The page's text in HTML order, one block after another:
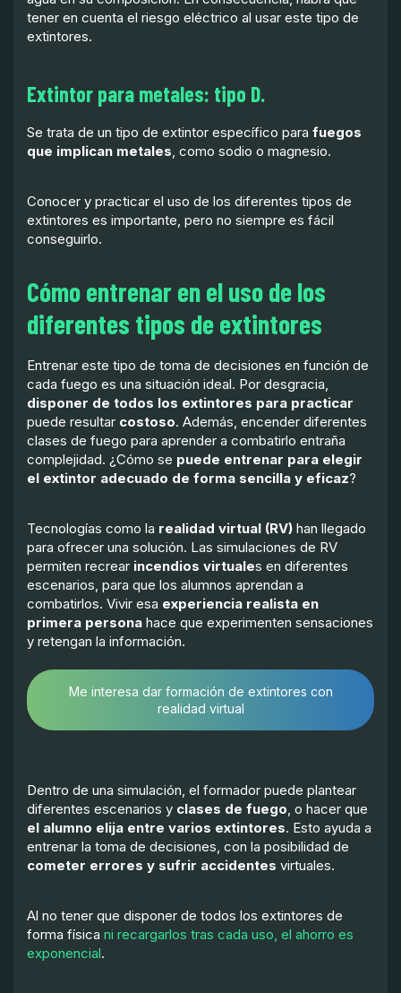
tener en cuenta el riesgo eléctrico al usar este tipo de
extintores.
Extintor para metales: tipo D.
Se trata de un tipo de extintor específico para fuegos
que implican metales, como sodio o magnesio.
Conocer y practicar el uso de los diferentes tipos de
extintores es importante, pero no siempre es fácil
conseguirlo.
Cómo entrenar en el uso de los
diferentes tipos de extintores
Entrenar este tipo de toma de decisiones en función de
cada fuego es una situación ideal. Por desgracia,
disponer de todos los extintores para practicar
puede resultar costoso. Además, encender diferentes
clases de fuego para aprender a combatirlo entraña
complejidad. ¿Cómo se puede entrenar para elegir
el extintor adecuado de forma sencilla y eficaz?
Tecnologías como la realidad virtual (RV) han llegado
para ofrecer una solución. Las simulaciones de RV
permiten recrear incendios virtuales en diferentes
escenarios, para que los alumnos aprendan a
combatirlos. Vivir esa experiencia realista en
primera persona hace que experimenten sensaciones
y retengan la información.
Me interesa dar formación de extintores con
realidad virtual
Dentro de una simulación, el formador puede plantear
diferentes escenarios y clases de fuego, o hacer que
el alumno elija entre varios extintores. Esto ayuda a
entrenar la toma de decisiones, con la posibilidad de
cometer errores y sufrir accidentes virtuales.
Al no tener que disponer de todos los extintores de
forma física ni recargarlos tras cada uso, el ahorro es
exponencial.